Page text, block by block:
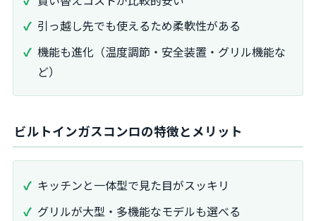
引っ越し先でも使えるため柔軟性がある
機能も進化（温度調節・安全装置・グリル機能な
ど）
ビルトインガスコンロの特徴とメリット
キッチンと一体型で見た目がスッキリ
グリルが大型・多機能なモデルも選べる